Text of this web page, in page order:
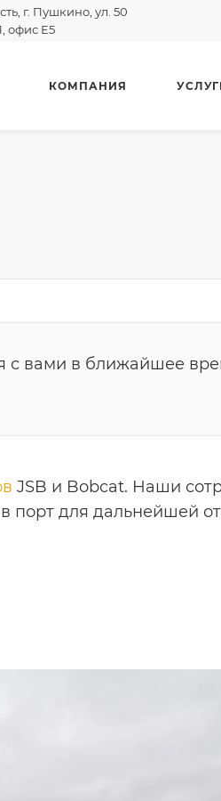
г. Пушкино, ул. 50
офис E5
КОМПАНИЯ
с вами в ближайшее
JSB и Bobcat. Наши
порт для дальнейшей